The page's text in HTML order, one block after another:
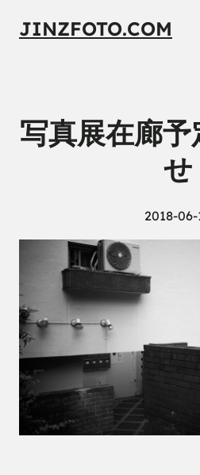
JINZFOTO.COM
写真展在廊
せ
2018-06-